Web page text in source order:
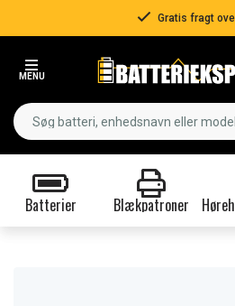
Gratis fragt
MENU
Batterier Blækpatroner